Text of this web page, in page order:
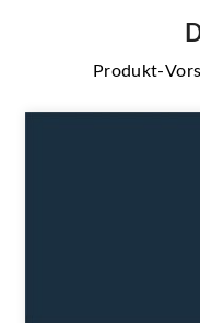
Produkt-